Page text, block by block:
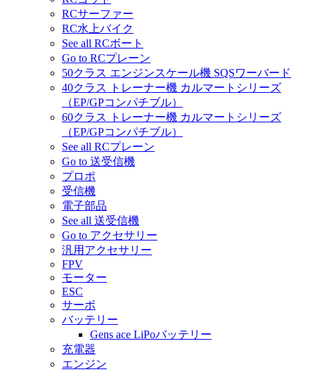
RCサーファー
RC水上バイク
See all RCボート
Go to RCプレーン
50クラス エンジンスケール機 SQSワーバード
40クラス トレーナー機 カルマートシリーズ
（EP/GPコンパチブル）
60クラス トレーナー機 カルマートシリーズ
（EP/GPコンパチブル）
See all RCプレーン
Go to 送受信機
プロポ
受信機
電子部品
See all 送受信機
Go to アクセサリー
汎用アクセサリー
FPV
モーター
ESC
サーボ
バッテリー
Gens ace LiPoバッテリー
充電器
エンジン